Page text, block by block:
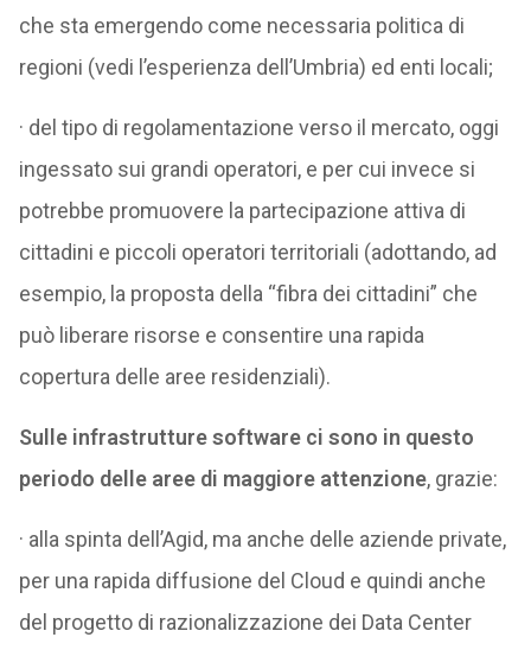
che sta emergendo come necessaria politica di
regioni (vedi l’esperienza dell’Umbria) ed enti locali;
· del tipo di regolamentazione verso il mercato, oggi
ingessato sui grandi operatori, e per cui invece si
potrebbe promuovere la partecipazione attiva di
cittadini e piccoli operatori territoriali (adottando, ad
esempio, la proposta della “fibra dei cittadini” che
può liberare risorse e consentire una rapida
copertura delle aree residenziali).
Sulle infrastrutture software ci sono in questo
periodo delle aree di maggiore attenzione, grazie:
· alla spinta dell’Agid, ma anche delle aziende private,
per una rapida diffusione del Cloud e quindi anche
del progetto di razionalizzazione dei Data Center